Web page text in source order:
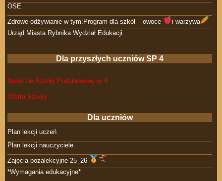
OSE
Zdrowe odżywianie w tym:Program dla szkół – owoce
i warzywa
Urząd Miasta Rybnika Wydział Edukacji
Dla przyszłych uczniów SP 4
Nabór do Szkoły Podstawowej nr 4
Oferta Szkoły
Dla uczniów
Plan lekcji uczeń
Plan lekcji nauczyciele
Zajęcia pozalekcyjne 25_26
*Wymagania edukacyjne*